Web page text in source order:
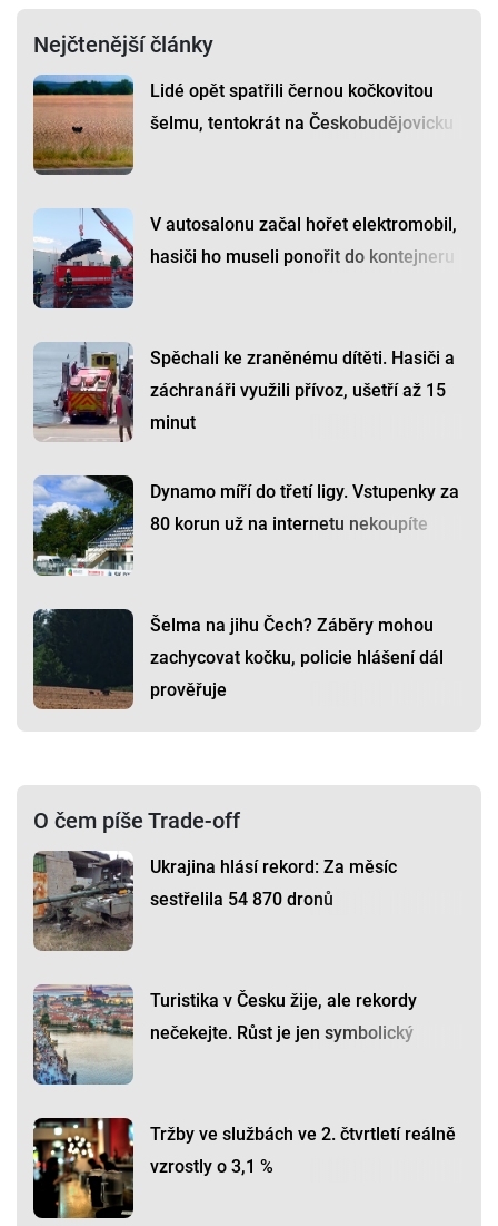
Nejčtenější články
Lidé opět spatřili černou kočkovitou
šelmu, tentokrát na Českobudějovicku
V autosalonu začal hořet elektromobil,
hasiči ho museli ponořit do kontejneru
Spěchali ke zraněnému dítěti. Hasiči a
záchranáři využili přívoz, ušetří až 15
minut
Dynamo míří do třetí ligy. Vstupenky za
80 korun už na internetu nekoupíte
Šelma na jihu Čech? Záběry mohou
zachycovat kočku, policie hlášení dál
prověřuje
O čem píše Trade-off
Ukrajina hlásí rekord: Za měsíc
sestřelila 54 870 dronů
Turistika v Česku žije, ale rekordy
nečekejte. Růst je jen symbolický
Tržby ve službách ve 2. čtvrtletí reálně
vzrostly o 3,1 %